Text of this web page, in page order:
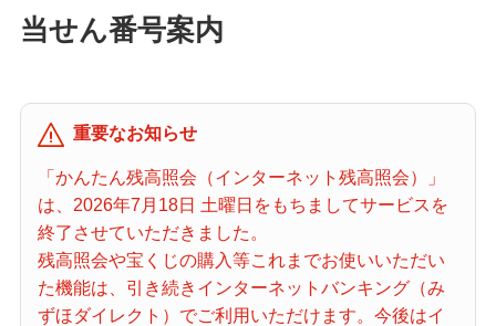
当せん金の受取方法について
購入した宝くじの確認方法について
「代金が引き落としされない」「購入明細に表示されない」にお答えしま
す。
宝くじホーム
当せん番号案内
当せん番号案内
重要なお知らせ
「かんたん残高照会（インターネット残高照会）」
は、2026年7月18日 土曜日をもちましてサービスを
終了させていただきました。
残高照会や宝くじの購入等これまでお使いいただい
た機能は、引き続きインターネットバンキング（み
ずほダイレクト）でご利用いただけます。今後はイ